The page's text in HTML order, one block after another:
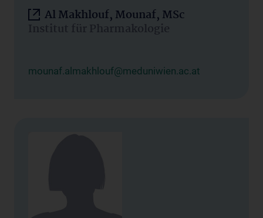
Al Makhlouf, Mounaf, MSc
Institut für Pharmakologie
mounaf.almakhlouf@meduniwien.ac.at